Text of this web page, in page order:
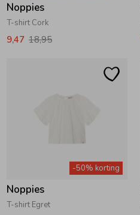
Noppies
T-shirt Cork
9,47 18,95
-50% korting
Noppies
T-shirt Egret